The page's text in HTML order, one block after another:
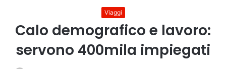
Viaggi
Calo demografico e lavoro:
servono 400mila impiegati